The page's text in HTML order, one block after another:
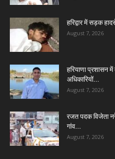
हरिद्वार में सड़क
August 7, 2026
हरियाणा प्रशासन
अधिकारियों...
August 7, 2026
रजत पदक विजेता
गांव...
August 7, 2026